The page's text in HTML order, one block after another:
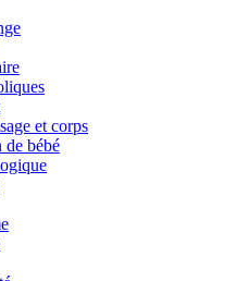
et corps
de bébé